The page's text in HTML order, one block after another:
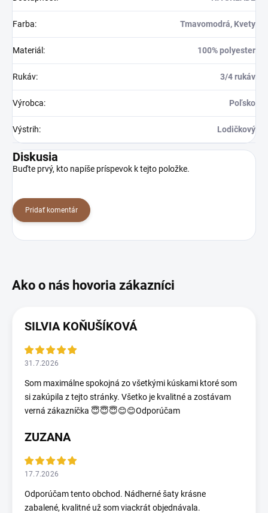
Farba: Tmavomodrá, Kvety
Materiál: 100% polyester
Rukáv: 3/4 rukáv
Výrobca: Poľsko
Výstrih: Lodičkový
Diskusia
Buďte prvý, kto napíše príspevok k tejto položke.
Pridať komentár
SILVIA KOŇUŠÍKOVÁ
31.7.2026
Som maximálne spokojná zo všetkými kúskami ktoré som
si zakúpila z tejto stránky. Všetko je kvalitné a zostávam
verná zákazníčka 😇😇😇😊😊Odporúčam
ZUZANA
17.7.2026
Odporúčam tento obchod. Nádherné šaty krásne
zabalené, kvalitné už som viackrát objednávala.